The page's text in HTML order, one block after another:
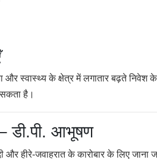
और स्वास्थ्य के क्षेत्र में लगातार बढ़ते
है।
डी.पी. आभूषण
हीरे-जवाहरात के कारोबार के लिए जाना